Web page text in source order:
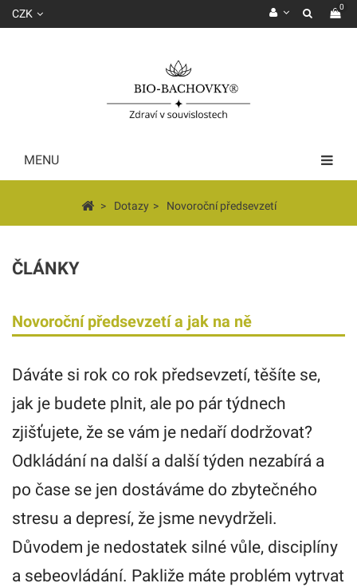
0
CZK
MENU
> Dotazy > Novoroční předsevzetí
ČLÁNKY
Novoroční předsevzetí a jak na ně
Dáváte si rok co rok předsevzetí, těšíte se,
jak je budete plnit, ale po pár týdnech
zjišťujete, že se vám je nedaří dodržovat?
Odkládání na další a další týden nezabírá a
po čase se jen dostáváme do zbytečného
stresu a depresí, že jsme nevydrželi.
Důvodem je nedostatek silné vůle, disciplíny
a sebeovládání. Pakliže máte problém vytrvat